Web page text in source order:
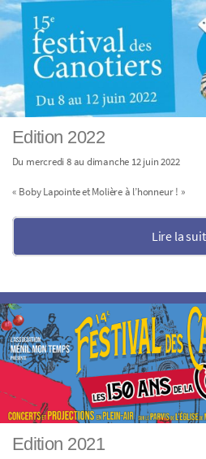
Edition 2022
Du mercredi 8 au dimanche 12 juin 2022
« Boby Lapointe et Molière à l’honneur ! »
Lire la
Edition 2021